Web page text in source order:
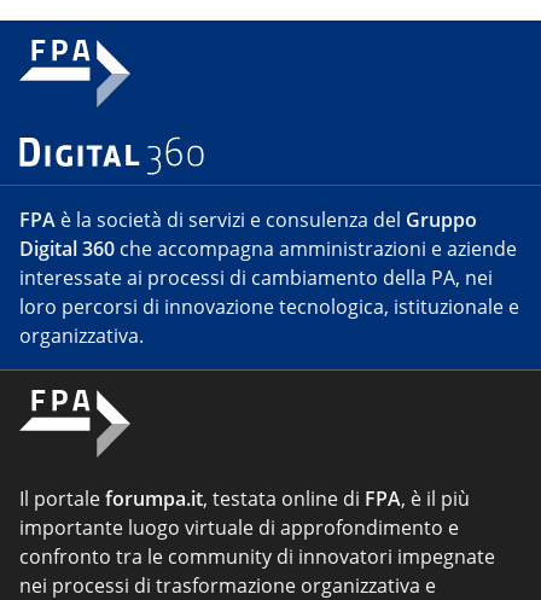
FPA è la società di servizi e consulenza del Gruppo
Digital 360 che accompagna amministrazioni e aziende
interessate ai processi di cambiamento della PA, nei
loro percorsi di innovazione tecnologica, istituzionale e
organizzativa.
Il portaleforumpa.it, testata online di FPA, è il più
importante luogo virtuale di approfondimento e
confronto tra le community di innovatori impegnate
nei processi di trasformazione organizzativa e